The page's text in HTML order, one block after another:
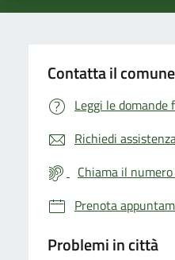
Contatta il comune
Leggi le domande
Richiedi
Chiama il
Prenota
Problemi in città